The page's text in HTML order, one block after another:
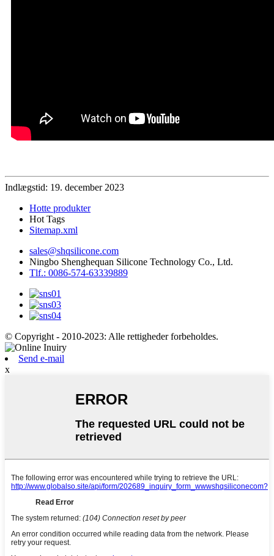
Indlægstid: 19. december 2023
Hotte produkter
Hot Tags
Sitemap.xml
sales@shqsilicone.com
Ningbo Shenghequan Silicone Technology Co., Ltd.
Tlf.: 0086-574-63339889
© Copyright - 2010-2023: Alle rettigheder forbeholdes.
Send e-mail
x